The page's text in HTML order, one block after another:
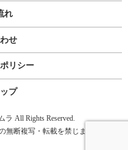
れ
せ
リシー
プ
All Rights Reserved.
無断複写・転載を禁じます】